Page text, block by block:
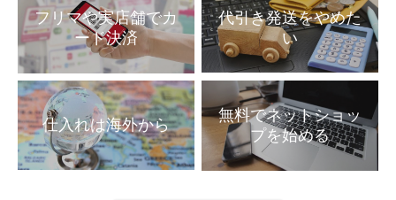
フリマや実店舗でカ
ード決済
代引き発送をやめた
い
仕入れは海外から
無料でネットショッ
プを始める